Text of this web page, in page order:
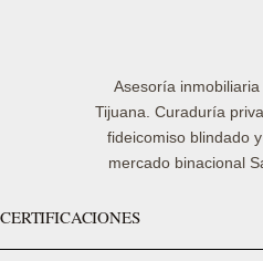
Asesoría
Tijuana. Curaduría
fideicomiso blindado
mercado binacional
CERTIFICACIONES